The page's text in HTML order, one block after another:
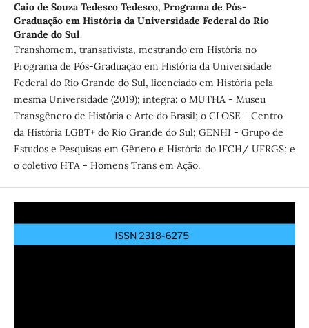
Caio de Souza Tedesco Tedesco, Programa de Pós-
Graduação em História da Universidade Federal do Rio
Grande do Sul
Transhomem, transativista, mestrando em História no
Programa de Pós-Graduação em História da Universidade
Federal do Rio Grande do Sul, licenciado em História pela
mesma Universidade (2019); integra: o MUTHA - Museu
Transgênero de História e Arte do Brasil; o CLOSE - Centro
da História LGBT+ do Rio Grande do Sul; GENHI - Grupo de
Estudos e Pesquisas em Gênero e História do IFCH/ UFRGS; e
o coletivo HTA - Homens Trans em Ação.